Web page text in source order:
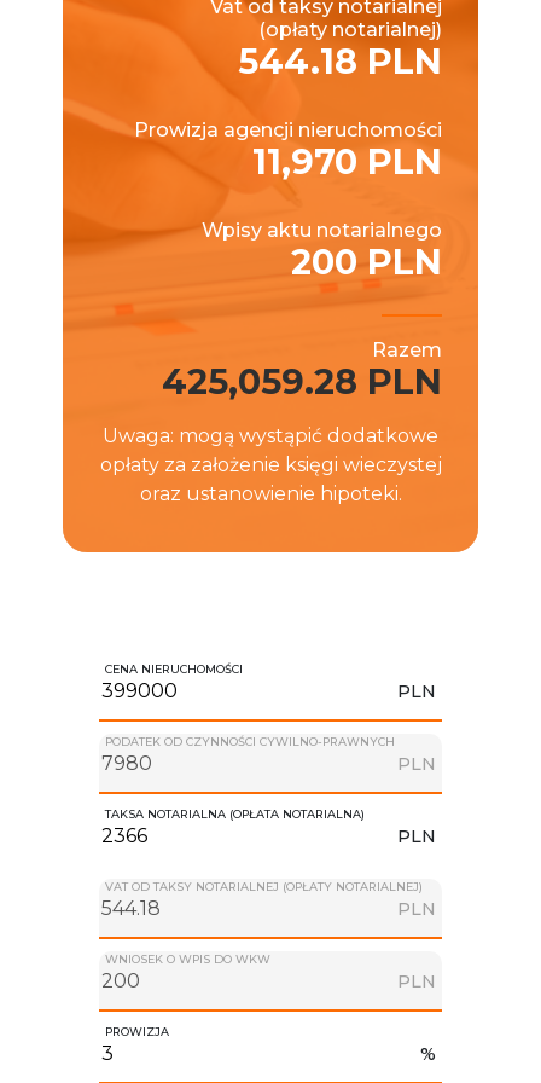
Vat od taksy notarialnej
(opłaty notarialnej)
544.18 PLN
Prowizja agencji nieruchomości
11,970 PLN
Wpisy aktu notarialnego
200 PLN
Razem
425,059.28 PLN
Uwaga: mogą wystąpić dodatkowe
opłaty za założenie księgi wieczystej
oraz ustanowienie hipoteki.
CENA NIERUCHOMOŚCI
PLN
PODATEK OD CZYNNOŚCI CYWILNO-PRAWNYCH
PLN
TAKSA NOTARIALNA (OPŁATA NOTARIALNA)
PLN
VAT OD TAKSY NOTARIALNEJ (OPŁATY NOTARIALNEJ)
PLN
WNIOSEK O WPIS DO WKW
PLN
PROWIZJA
%